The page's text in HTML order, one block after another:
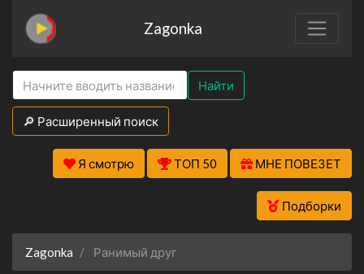
Zagonka
Найти
🔎 Расширенный поиск
Я смотрю ТОП 50 МНЕ ПОВЕЗЕТ
Подборки
Zagonka Ранимый друг